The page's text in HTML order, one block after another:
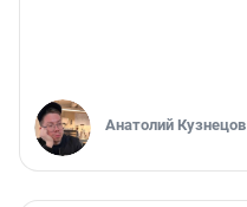
Анатолий Кузнецов